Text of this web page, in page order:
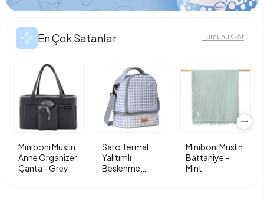
En Çok Satanlar Tümünü Gör
Miniboni Müslin
Anne Organizer
Çanta - Grey
Saro Termal
Yalıtımlı
Beslenme
Miniboni Müslin
Battaniye -
Mint